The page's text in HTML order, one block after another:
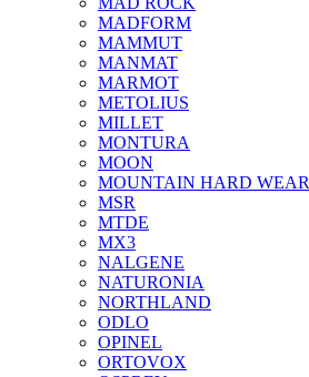
MADFORM
MAMMUT
MANMAT
MARMOT
METOLIUS
MILLET
MONTURA
MOON
MOUNTAIN HARD WEAR
MSR
MTDE
MX3
NALGENE
NATURONIA
NORTHLAND
ODLO
OPINEL
ORTOVOX